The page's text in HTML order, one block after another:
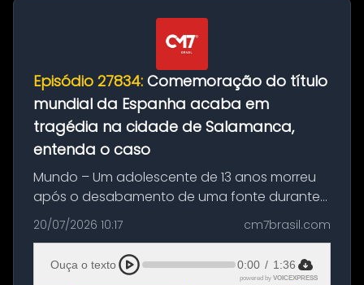
Episódio 27834: Comemoração do título
mundial da Espanha acaba em
tragédia na cidade de Salamanca,
entenda o caso
Mundo – Um adolescente de 13 anos morreu
após o desabamento de uma fonte durante
as comemorações pelo título da Copa do
Mundo conquistado pela Espanha, em
Ciudad Rodrigo, na província de Salamanca,
no...
20/07/2026 10:17 cm7brasil.com
Ouça o texto 0:00 / 1:36
powered by VOICEXPRESS